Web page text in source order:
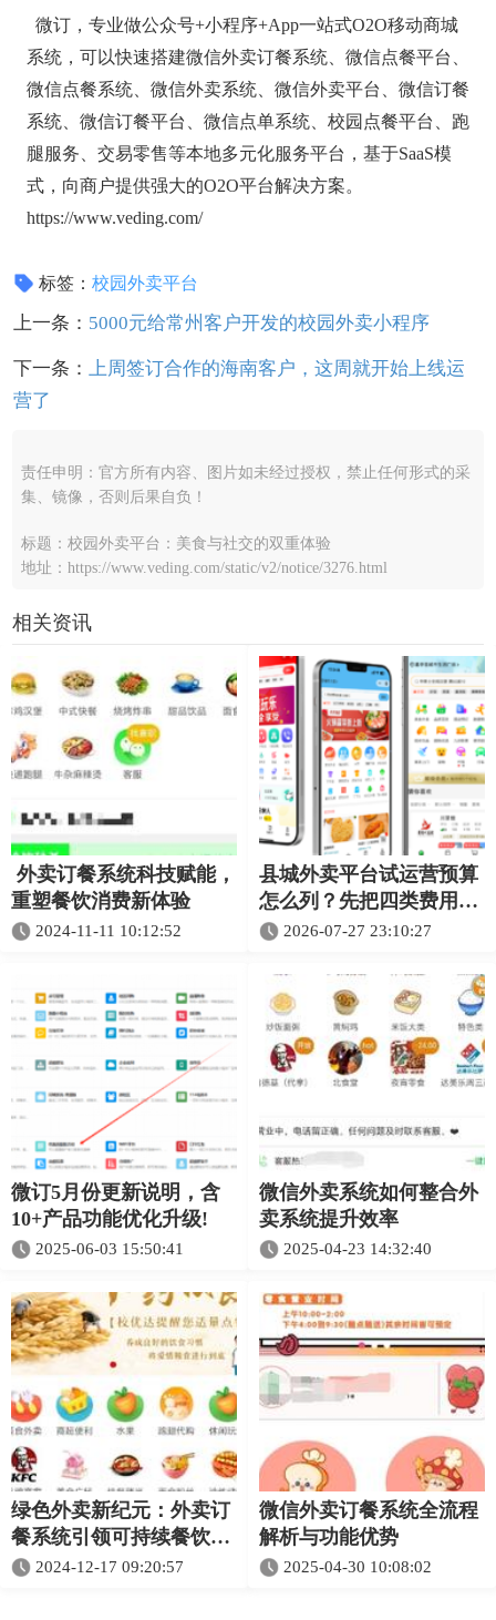
微订，专业做公众号+小程序+App一站式O2O移动商城
系统，可以快速搭建微信外卖订餐系统、微信点餐平台、
微信点餐系统、微信外卖系统、微信外卖平台、微信订餐
系统、微信订餐平台、微信点单系统、校园点餐平台、跑
腿服务、交易零售等本地多元化服务平台，基于SaaS模
式，向商户提供强大的O2O平台解决方案。
https://www.veding.com/
标签：校园外卖平台
上一条： 5000元给常州客户开发的校园外卖小程序
下一条： 上周签订合作的海南客户，这周就开始上线运
营了
责任申明：官方所有内容、图片如未经过授权，禁止任何形式的采
集、镜像，否则后果自负！
标题：校园外卖平台：美食与社交的双重体验
地址：https://www.veding.com/static/v2/notice/3276.html
相关资讯
外卖订餐系统科技赋能，
重塑餐饮消费新体验
2024-11-11 10:12:52
县城外卖平台试运营预算
怎么列？先把四类费用分
开 2026-07-27 23:10:27
微订5月份更新说明，含
10+产品功能优化升级!
2025-06-03 15:50:41
微信外卖系统如何整合外
卖系统提升效率​
2025-04-23 14:32:40
绿色外卖新纪元：外卖订
餐系统引领可持续餐饮消
费 2024-12-17 09:20:57
微信外卖订餐系统全流程
解析与功能优势​
2025-04-30 10:08:02